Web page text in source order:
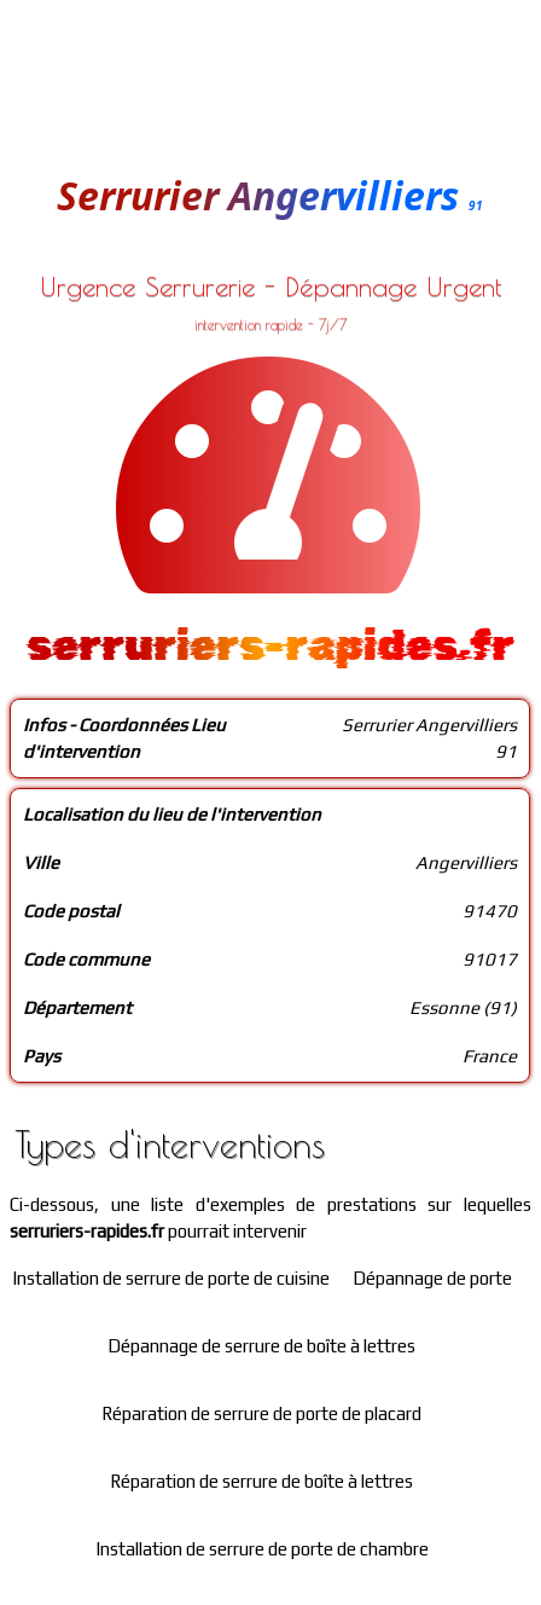
Serrurier Angervilliers91
Urgence Serrurerie - Dépannage Urgent
intervention rapide - 7j/7
serruriers-rapides.fr
Infos - Coordonnées Lieu
d'intervention
Serrurier Angervilliers
91
Localisation du lieu de l'intervention
Ville Angervilliers
Code postal 91470
Code commune 91017
Département Essonne (91)
Pays France
Types d'interventions
Ci-dessous, une liste d'exemples de prestations sur lequelles
serruriers-rapides.frpourrait intervenir
Installation de serrure de porte de cuisine Dépannage de porte
Dépannage de serrure de boîte à lettres
Réparation de serrure de porte de placard
Réparation de serrure de boîte à lettres
Installation de serrure de porte de chambre